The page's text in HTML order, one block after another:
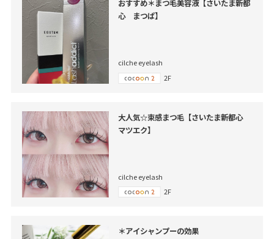
おすすめ＊まつ毛美容液【さいたま新都
心 まつぱ】
cilche eyelash
2F
大人気☆束感まつ毛【さいたま新都心
マツエク】
cilche eyelash
2F
＊アイシャンプーの効果